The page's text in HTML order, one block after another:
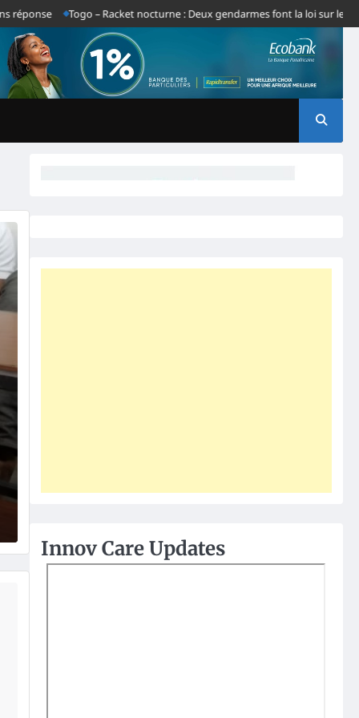
Togo – Racket nocturne : Deux gendarmes font la loi sur le
Innov Care Updates